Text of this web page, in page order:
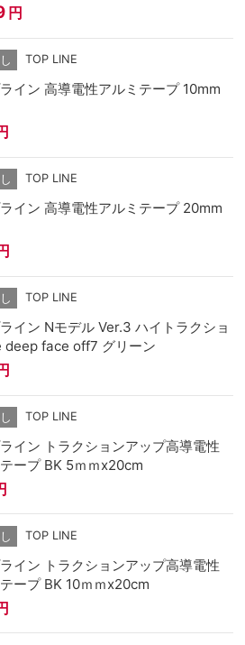
円
TOP LINE
ライン 高導電性アルミテープ 10mm
TOP LINE
ライン 高導電性アルミテープ 20mm
TOP LINE
ライン Nモデル Ver.3 ハイトラクショ
deep face off7 グリーン
TOP LINE
ライン トラクションアップ高導電性
ープ BK 5ｍｍx20cm
TOP LINE
ライン トラクションアップ高導電性
ープ BK 10ｍｍx20cm